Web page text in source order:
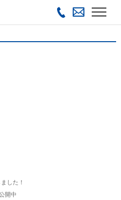
した！
開中